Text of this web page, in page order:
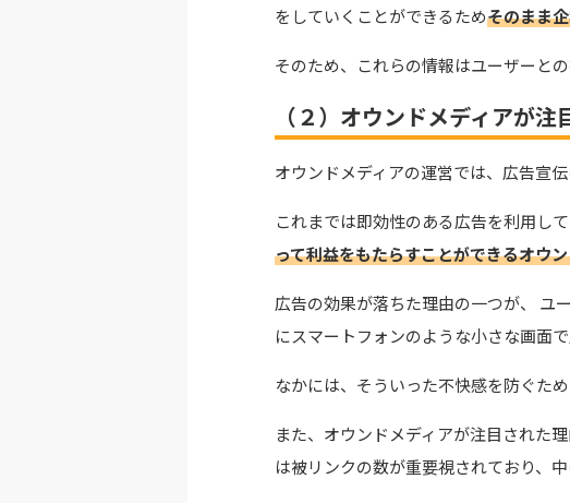
をしていくことができるためそのまま
そのため、これらの情報はユーザーと
（２）オウンドメディアが注
オウンドメディアの運営では、広告宣
これまでは即効性のある広告を利用し
って利益をもたらすことができるオウ
広告の効果が落ちた理由の一つが、 ユ
にスマートフォンのような小さな画面
なかには、そういった不快感を防ぐた
また、オウンドメディアが注目された
は被リンクの数が重要視されており、